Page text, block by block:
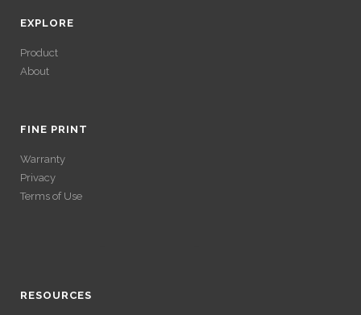
EXPLORE
Product
About
GAINS SANS
VÉRIFICATION
FINE PRINT
Warranty
Privacy
Terms of Use
GAINS SANS
GAINS SANS
RESOURCES